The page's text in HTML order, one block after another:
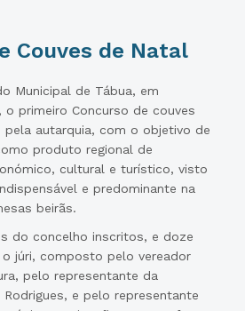
Couves de Natal
Municipal de Tábua, em
primeiro Concurso de couves
pela autarquia, com o objetivo de
produto regional de
cultural e turístico, visto
e predominante na
beirãs.
do concelho inscritos, e doze
júri, composto pelo vereador
pelo representante da
Rodrigues, e pelo representante